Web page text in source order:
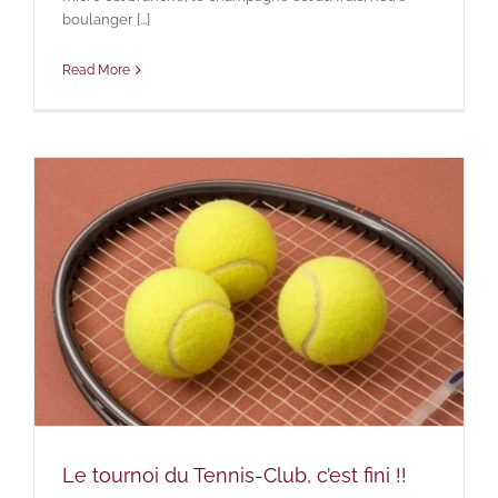
boulanger [...]
Read More
Le tournoi du Tennis-Club, c’est fini !!